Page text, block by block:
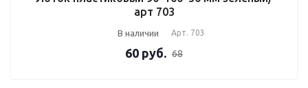
арт 703
В наличии Арт. 703
60 руб. 68